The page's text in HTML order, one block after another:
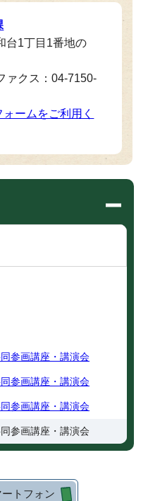
1丁目1番地の
クス：04-7150-
ームをご利用く
参画講座・講演会
参画講座・講演会
参画講座・講演会
参画講座・講演会
ートフォン